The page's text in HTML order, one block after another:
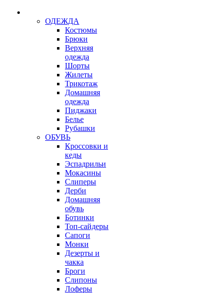
ОДЕЖДА
Костюмы
Брюки
Верхняя
одежда
Шорты
Жилеты
Трикотаж
Домашняя
одежда
Пиджаки
Белье
Рубашки
ОБУВЬ
Кроссовки и
кеды
Эспадрильи
Мокасины
Слиперы
Дерби
Домашняя
обувь
Ботинки
Топ-сайдеры
Сапоги
Монки
Дезерты и
чакка
Броги
Слипоны
Лоферы